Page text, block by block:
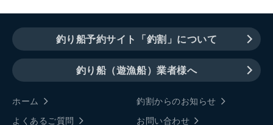
釣り船予約サイト「釣割」について
釣り船（遊漁船）業者様へ
ホーム
釣割からのお知らせ
よくあるご質問
お問い合わせ